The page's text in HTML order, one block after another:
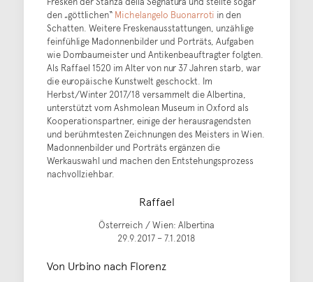
den „göttlichen“ Michelangelo Buonarroti in den
Schatten. Weitere Freskenausstattungen, unzählige
feinfühlige Madonnenbilder und Porträts, Aufgaben
wie Dombaumeister und Antikenbeauftragter folgten.
Als Raffael 1520 im Alter von nur 37 Jahren starb, war
die europäische Kunstwelt geschockt. Im
Herbst/Winter 2017/18 versammelt die Albertina,
unterstützt vom Ashmolean Museum in Oxford als
Kooperationspartner, einige der herausragendsten
und berühmtesten Zeichnungen des Meisters in Wien.
Madonnenbilder und Porträts ergänzen die
Werkauswahl und machen den Entstehungsprozess
nachvollziehbar.
Raffael
Österreich / Wien: Albertina
29.9.2017 – 7.1.2018
Von Urbino nach Florenz